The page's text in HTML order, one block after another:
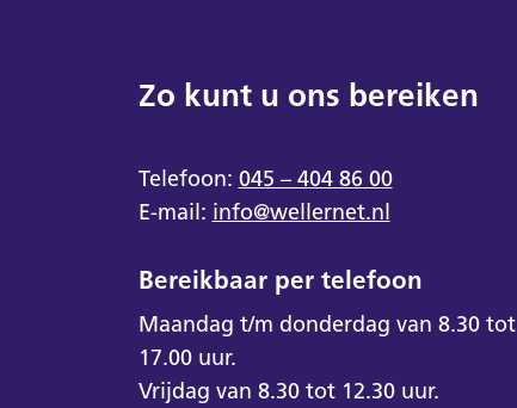
Zo kunt u ons bereiken
Telefoon: 045 – 404 86 00
E-mail: info@wellernet.nl
Bereikbaar per telefoon
Maandag t/m donderdag van 8.30 tot
17.00 uur.
Vrijdag van 8.30 tot 12.30 uur.